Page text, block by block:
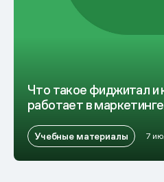
Что такое фиджитал и
работает в маркетинге
Учебные материалы 7